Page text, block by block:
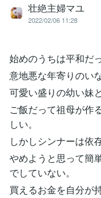
壮絶主婦マユ
2022/02/06 11:28
始めのうちは平和だっ
意地悪な年寄りのい
可愛い盛りの幼い妹と
ご飯だって祖母が作
しい。
しかしシンナーは依
やめようと思って簡
でしていない。
買えるお金を自分が